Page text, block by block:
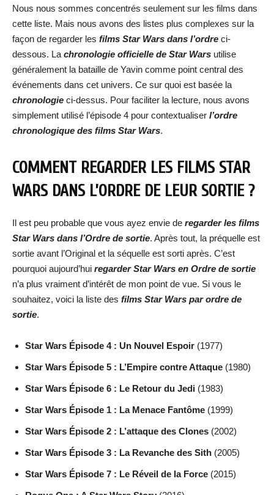
Nous nous sommes concentrés seulement sur les films dans
cette liste. Mais nous avons des listes plus complexes sur la
façon de regarder les films Star Wars dans l’ordre ci-
dessous. La chronologie officielle de Star Wars utilise
généralement la bataille de Yavin comme point central des
événements dans cet univers. Ce sur quoi est basée la
chronologie ci-dessus. Pour faciliter la lecture, nous avons
simplement utilisé l’épisode 4 pour contextualiser l’ordre
chronologique des films Star Wars.
COMMENT REGARDER LES FILMS STAR
WARS DANS L’ORDRE DE LEUR SORTIE ?
Il est peu probable que vous ayez envie de regarder les films
Star Wars dans l’Ordre de sortie. Après tout, la préquelle est
sortie avant l’Original et la séquelle est sorti après. C’est
pourquoi aujourd’hui regarder Star Wars en Ordre de sortie
n’a plus vraiment d’intérêt de mon point de vue. Si vous le
souhaitez, voici la liste des films Star Wars par ordre de
sortie.
Star Wars Épisode 4 : Un Nouvel Espoir (1977)
Star Wars Épisode 5 : L’Empire contre Attaque (1980)
Star Wars Épisode 6 : Le Retour du Jedi (1983)
Star Wars Épisode 1 : La Menace Fantôme (1999)
Star Wars Épisode 2 : L’attaque des Clones (2002)
Star Wars Épisode 3 : La Revanche des Sith (2005)
Star Wars Épisode 7 : Le Réveil de la Force (2015)